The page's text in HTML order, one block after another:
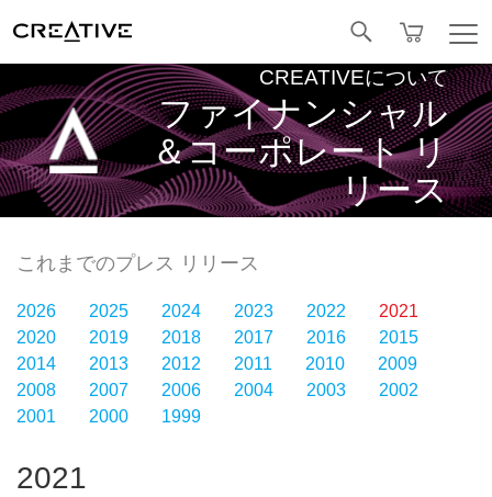
CREATIVEについて
ファイナンシャル
＆コーポレート リ
リース
これまでのプレス リリース
2026 2025 2024 2023 2022
2021
2020
2019 2018 2017 2016
2015
2014
2013 2012 2011 2010
2009
2008
2007 2006 2004 2003
2002
2001
2000 1999
2021
Facebook